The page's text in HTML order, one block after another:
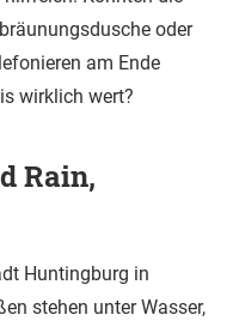
oder
am Ende
wirklich wert?
Rain,
Huntingburg in
stehen unter Wasser,